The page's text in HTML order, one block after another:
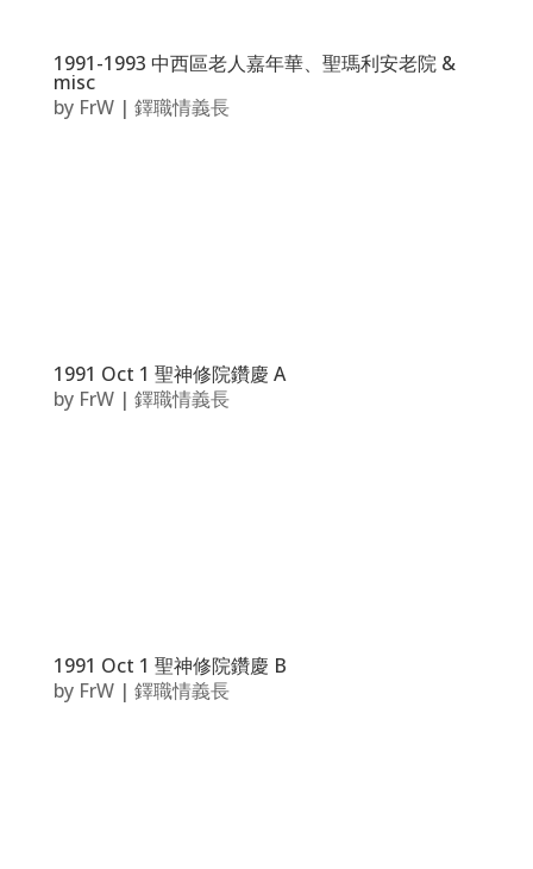
1991-1993 中西區老人嘉年華、聖瑪利安老院 &
misc
by FrW| 鐸職情義長
1991 Oct 1 聖神修院鑽慶 A
by FrW| 鐸職情義長
1991 Oct 1 聖神修院鑽慶 B
by FrW| 鐸職情義長